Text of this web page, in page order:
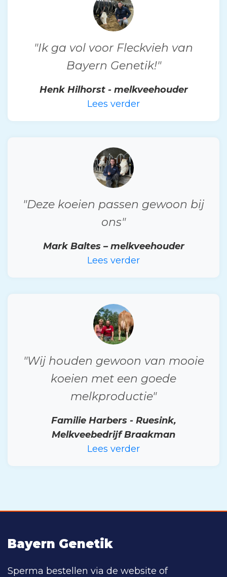
"Ik ga vol voor Fleckvieh van
Bayern Genetik!"
Henk Hilhorst - melkveehouder
Lees verder
"Deze koeien passen gewoon bij
ons"
Mark Baltes – melkveehouder
Lees verder
"Wij houden gewoon van mooie
koeien met een goede
melkproductie"
Familie Harbers - Ruesink,
Melkveebedrijf Braakman
Lees verder
Bayern Genetik
Sperma bestellen via de website of